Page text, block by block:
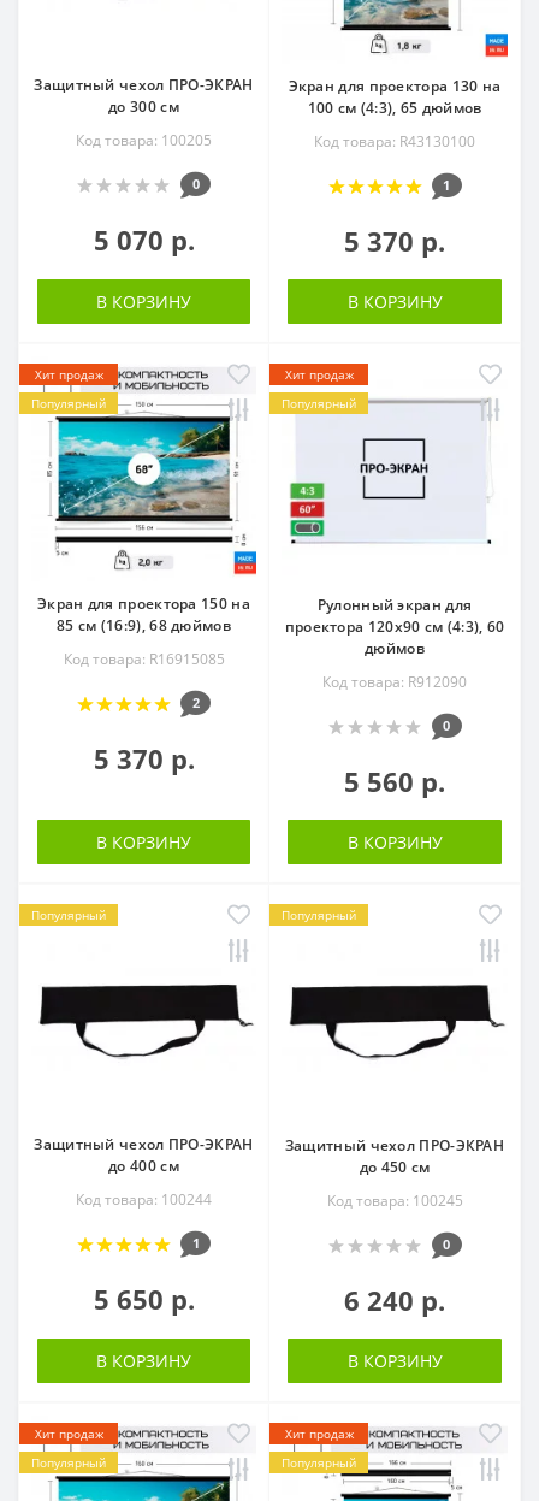
Защитный чехол ПРО-ЭКРАН
до 300 см
Код товара: 100205
0
5 070 р.
В КОРЗИНУ
Экран для проектора 130 на
100 см (4:3), 65 дюймов
Код товара: R43130100
1
5 370 р.
В КОРЗИНУ
Хит продаж
Популярный
Экран для проектора 150 на
85 см (16:9), 68 дюймов
Код товара: R16915085
2
5 370 р.
В КОРЗИНУ
Хит продаж
Популярный
Рулонный экран для
проектора 120х90 см (4:3), 60
дюймов
Код товара: R912090
0
5 560 р.
В КОРЗИНУ
Популярный
Защитный чехол ПРО-ЭКРАН
до 400 см
Код товара: 100244
1
5 650 р.
В КОРЗИНУ
Популярный
Защитный чехол ПРО-ЭКРАН
до 450 см
Код товара: 100245
0
6 240 р.
В КОРЗИНУ
Хит продаж
Популярный
Хит продаж
Популярный